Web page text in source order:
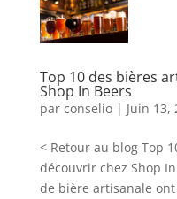
Top 10 des bières
Shop In Beers
par conselio| Juin 13,
< Retour au blog Top
découvrir chez Shop
de bière artisanale